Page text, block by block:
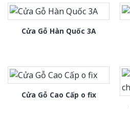
Cửa Gỗ Hàn Quốc 3A
Cửa Gỗ Cao Cấp o fix